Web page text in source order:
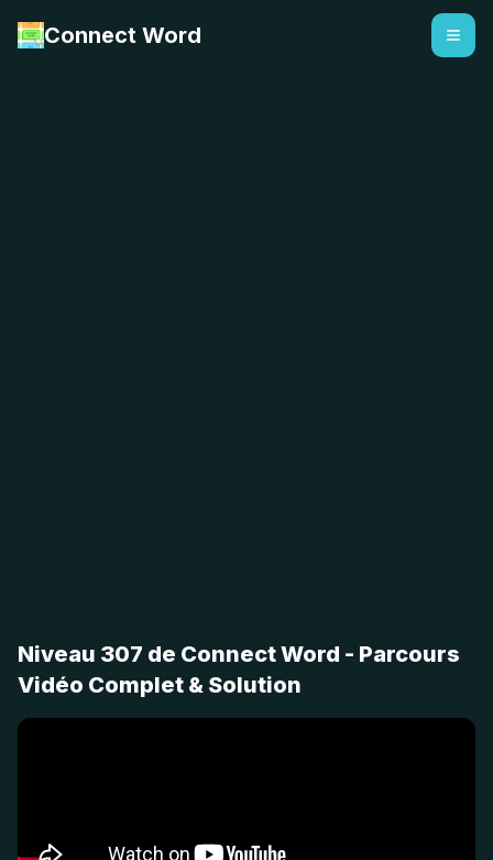
Connect Word
Niveau 307 de Connect Word - Parcours
Vidéo Complet & Solution